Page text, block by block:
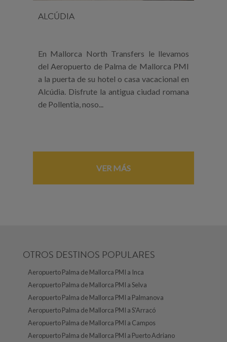
ALCÚDIA
En Mallorca North Transfers le llevamos
del Aeropuerto de Palma de Mallorca PMI
a la puerta de su hotel o casa vacacional en
Alcúdia. Disfrute la antigua ciudad romana
de Pollentia, noso...
VER MÁS
OTROS DESTINOS POPULARES
Aeropuerto Palma de Mallorca PMI a Inca
Aeropuerto Palma de Mallorca PMI a Selva
Aeropuerto Palma de Mallorca PMI a Palmanova
Aeropuerto Palma de Mallorca PMI a S'Arracó
Aeropuerto Palma de Mallorca PMI a Campos
Aeropuerto Palma de Mallorca PMI a Puerto Adriano